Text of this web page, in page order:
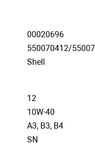
00020696
550070412/
Shell
12
10W-40
A3, B3, B4
SN